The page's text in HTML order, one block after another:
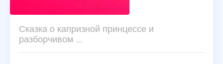
Сказка о капризной принцессе и
разборчивом …